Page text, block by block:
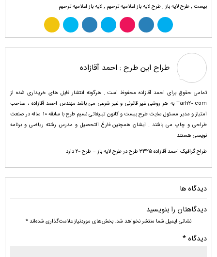
بیست ,طرح لایه باز,طرح لایه باز اعلامیه ترحیم ,لایه باز اعلامیه ترحیم
طراح این طرح : احمد آقازاده
تمامی حقوق برای احمد آقازاده محفوظ است . هرگونه انتشار فایل های خریداری شده از
Tarh20.com به هر روشی غیر قانونی و غیر شرعی می باشد.مهندس احمد آقازاده ، صاحب
امتیاز و مدیر مسئول سایت طرح بیست و کانون تبلیغاتی نسیم طرح با سابقه 10 ساله در صنعت
طراحی و چاپ می باشند . ایشان همچنین فارغ التحصیل و مدرس رشته ریاضی و برنامه
نویسی هستند.
طراح گرافیک احمد آقازاده 3325 طرح در طرح لایه باز – طرح ۲۰ دارد .
دیدگاه ها
دیدگاهتان را بنویسید
نشانی ایمیل شما منتشر نخواهد شد. بخش‌های موردنیاز علامت‌گذاری شده‌اند*
دیدگاه*